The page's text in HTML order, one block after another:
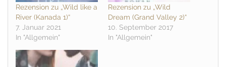
Rezension zu „Wild like a
River (Kanada 1)“
7. Januar 2021
In "Allgemein"
Rezension zu „Wild
Dream (Grand Valley 2)“
10. September 2017
In "Allgemein"